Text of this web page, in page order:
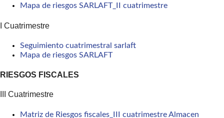
Mapa de riesgos SARLAFT_II cuatrimestre
I Cuatrimestre
Seguimiento cuatrimestral sarlaft
Mapa de riesgos SARLAFT
RIESGOS FISCALES
III Cuatrimestre
Matriz de Riesgos fiscales_III cuatrimestre Almacen